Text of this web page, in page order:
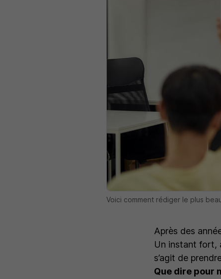
Voici comment rédiger le plus
Après des
Un instant fort,
s’agit de
Que dire pour